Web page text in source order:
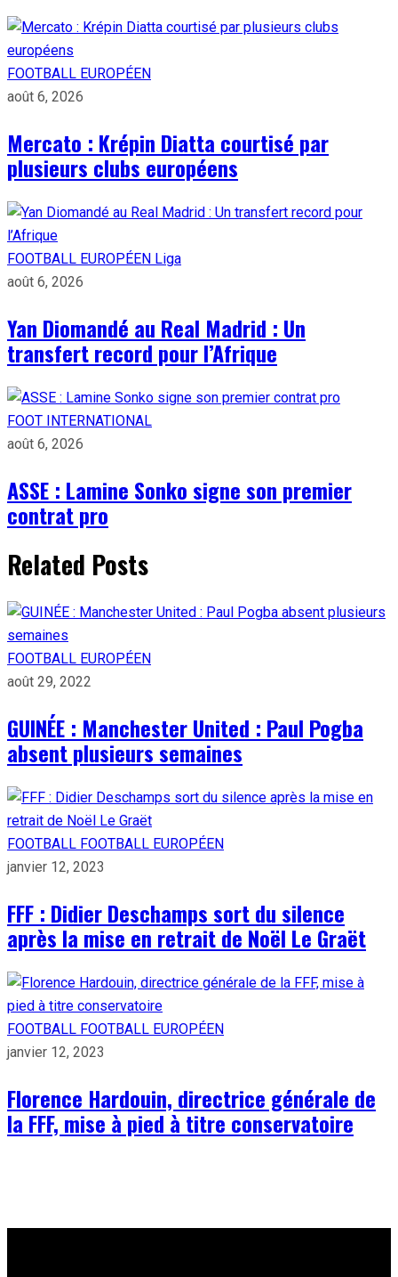
FOOTBALL EUROPÉEN
août 6, 2026
Mercato : Krépin Diatta courtisé par
plusieurs clubs européens
FOOTBALL EUROPÉEN Liga
août 6, 2026
Yan Diomandé au Real Madrid : Un
transfert record pour l’Afrique
FOOT INTERNATIONAL
août 6, 2026
ASSE : Lamine Sonko signe son premier
contrat pro
Related Posts
FOOTBALL EUROPÉEN
août 29, 2022
GUINÉE : Manchester United : Paul Pogba
absent plusieurs semaines
FOOTBALL FOOTBALL EUROPÉEN
janvier 12, 2023
FFF : Didier Deschamps sort du silence
après la mise en retrait de Noël Le Graët
FOOTBALL FOOTBALL EUROPÉEN
janvier 12, 2023
Florence Hardouin, directrice générale de
la FFF, mise à pied à titre conservatoire